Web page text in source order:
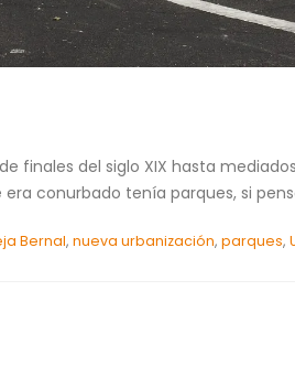
finales del siglo XIX hasta
conurbado tenía parques, si
Bernal,nueva urbanización,parques,